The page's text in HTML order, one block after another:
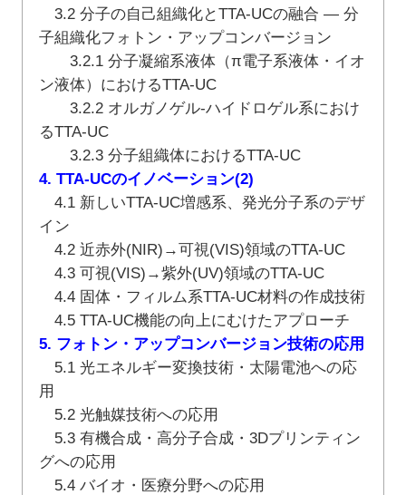
3.2 分子の自己組織化とTTA-UCの融合 ― 分
子組織化フォトン・アップコンバージョン
3.2.1 分子凝縮系液体（π電子系液体・イオ
ン液体）におけるTTA-UC
3.2.2 オルガノゲル‐ハイドロゲル系におけ
るTTA-UC
3.2.3 分子組織体におけるTTA-UC
4. TTA-UCのイノベーション(2)
4.1 新しいTTA-UC増感系、発光分子系のデザ
イン
4.2 近赤外(NIR)→可視(VIS)領域のTTA-UC
4.3 可視(VIS)→紫外(UV)領域のTTA-UC
4.4 固体・フィルム系TTA-UC材料の作成技術
4.5 TTA-UC機能の向上にむけたアプローチ
5. フォトン・アップコンバージョン技術の応用
5.1 光エネルギー変換技術・太陽電池への応
用
5.2 光触媒技術への応用
5.3 有機合成・高分子合成・3Dプリンティン
グへの応用
5.4 バイオ・医療分野への応用